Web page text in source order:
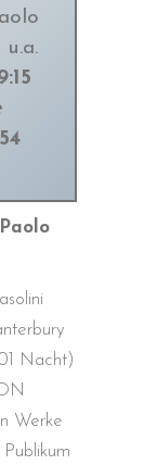
Nacht)
Werke